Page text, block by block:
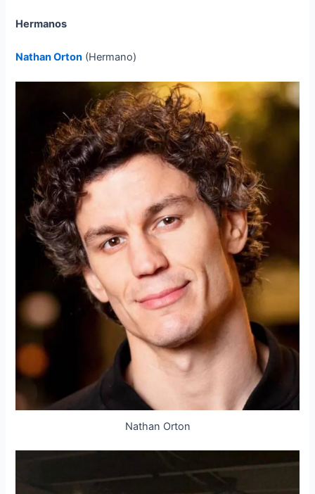
Hermanos
Nathan Orton (Hermano)
Nathan Orton